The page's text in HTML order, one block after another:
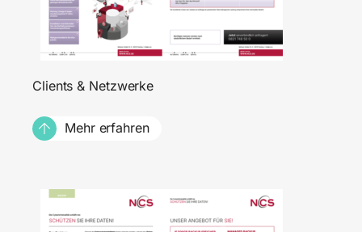
Clients & Netzwerke
Mehr erfahren